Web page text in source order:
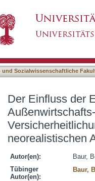
und Sozialwissenschaftliche
Der Einfluss der
neorealistischen
Autor(en):
Baur,
Tübinger
Autor(en):
Baur,